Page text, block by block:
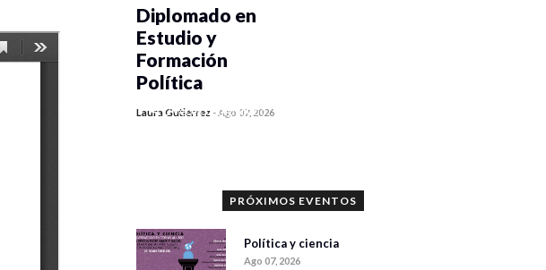
0 veces compartido
Diplomado en
Estudio y
Formación
Política
Laura Gutiérrez -Ago 07, 2026
PRÓXIMOS EVENTOS
Política y ciencia
Ago 07, 2026